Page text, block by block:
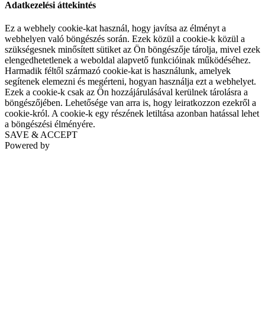
Adatkezelési áttekintés
Ez a webhely cookie-kat használ, hogy javítsa az élményt a
webhelyen való böngészés során. Ezek közül a cookie-k közül a
szükségesnek minősített sütiket az Ön böngészője tárolja, mivel ezek
elengedhetetlenek a weboldal alapvető funkcióinak működéséhez.
Harmadik féltől származó cookie-kat is használunk, amelyek
segítenek elemezni és megérteni, hogyan használja ezt a webhelyet.
Ezek a cookie-k csak az Ön hozzájárulásával kerülnek tárolásra a
böngészőjében. Lehetősége van arra is, hogy leiratkozzon ezekről a
cookie-król. A cookie-k egy részének letiltása azonban hatással lehet
a böngészési élményére.
SAVE & ACCEPT
Powered by